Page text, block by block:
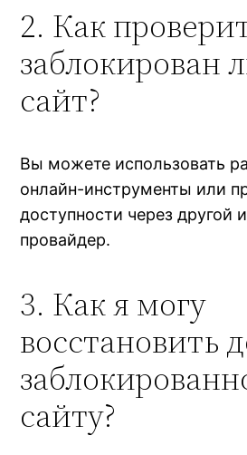
2. Как
заблокирован
сайт?
Вы можете использовать
онлайн-инструменты или
доступности через другой
провайдер.
3. Как я могу
восстановить
сайту?